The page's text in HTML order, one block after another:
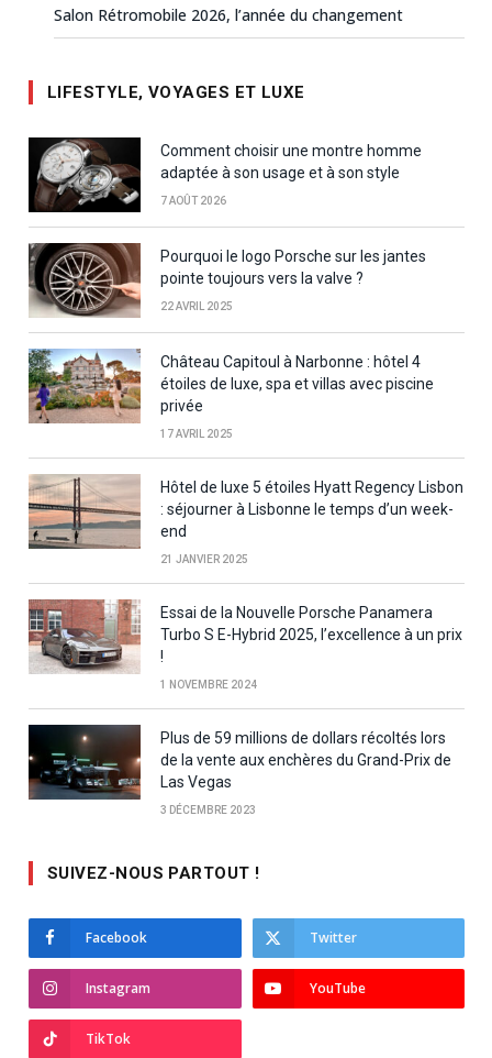
Salon Rétromobile 2026, l’année du changement
LIFESTYLE, VOYAGES ET LUXE
Comment choisir une montre homme
adaptée à son usage et à son style
7 AOÛT 2026
Pourquoi le logo Porsche sur les jantes
pointe toujours vers la valve ?
22 AVRIL 2025
Château Capitoul à Narbonne : hôtel 4
étoiles de luxe, spa et villas avec piscine
privée
17 AVRIL 2025
Hôtel de luxe 5 étoiles Hyatt Regency Lisbon
: séjourner à Lisbonne le temps d’un week-
end
21 JANVIER 2025
Essai de la Nouvelle Porsche Panamera
Turbo S E-Hybrid 2025, l’excellence à un prix
!
1 NOVEMBRE 2024
Plus de 59 millions de dollars récoltés lors
de la vente aux enchères du Grand-Prix de
Las Vegas
3 DÉCEMBRE 2023
SUIVEZ-NOUS PARTOUT !
Facebook Twitter
Instagram YouTube
TikTok